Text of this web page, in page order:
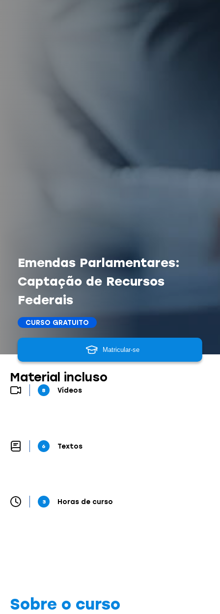
Emendas Parlamentares:
Captação de Recursos
Federais
CURSO GRATUITO
Matricular-se
Material incluso
8 Vídeos
6 Textos
3 Horas de curso
Sobre o curso